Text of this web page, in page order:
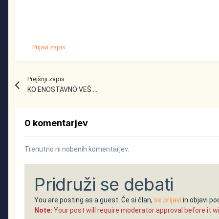
Prijavi zapis
Prejšnji zapis
KO ENOSTAVNO VEŠ....
0 komentarjev
Trenutno ni nobenih komentarjev.
Pridruži se debati
You are posting as a guest. Če si član, se prijavi in objavi
Note: Your post will require moderator approval before it